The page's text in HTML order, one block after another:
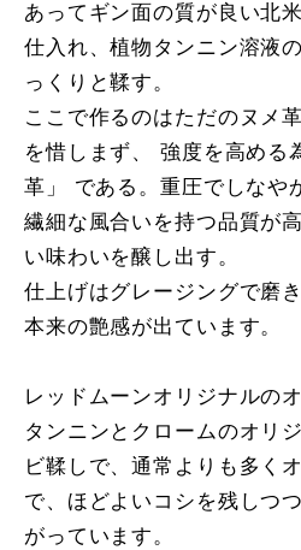
あってギン面の質が良い北
仕入れ、植物タンニン溶液
っくりと鞣す。
ここで作るのはただのヌメ
を惜しまず、 強度を高める
革」 である。重圧でしなや
繊細な風合いを持つ品質が
い味わいを醸し出す。
仕上げはグレージングで磨
本来の艶感が出ています。
レッドムーンオリジナルの
タンニンとクロームのオリ
ビ鞣しで、通常よりも多く
で、ほどよいコシを残しつ
がっています。